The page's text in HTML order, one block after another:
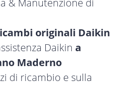
& Manutenzione di
originali Daikin
Daikin a
Maderno
di ricambio e sulla